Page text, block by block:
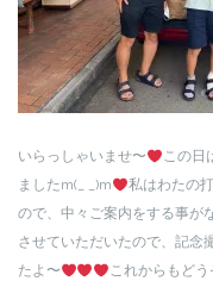
いらっしゃいませ〜
この日
ましたm(_ _)m
私はわたの
ので、中々ご案内をする事が
させていただいたので、記念
たよ〜
これからもど